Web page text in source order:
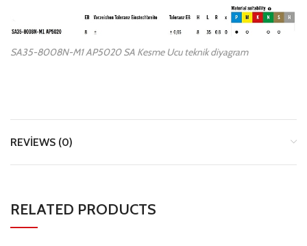
SA35-8008N-M1 AP5020 SA Kesme Ucu teknik diyagram
REVIEWS (0)
RELATED PRODUCTS